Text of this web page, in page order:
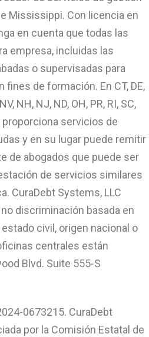
Mississippi. Con licencia en
en cuenta que todas las
empresa, incluidas las
o supervisadas para
fines de formación. En CT, DE,
NH, NJ, ND, OH, PR, RI, SC,
proporciona servicios de
y en su lugar puede remitir
de abogados que puede ser
de servicios similares
CuraDebt Systems, LLC
discriminación basada en
civil, origen nacional o
centrales están
Blvd. Suite 555-S
0673215. CuraDebt
por la Comisión Estatal de